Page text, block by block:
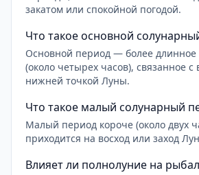
закатом или спокойной погодой.
Что такое основной
Основной период — более длинное
(около четырех часов), связанное с
нижней точкой Луны.
Что такое малый солунарный
Малый период короче (около двух
приходится на восход или заход
Влияет ли полнолуние на